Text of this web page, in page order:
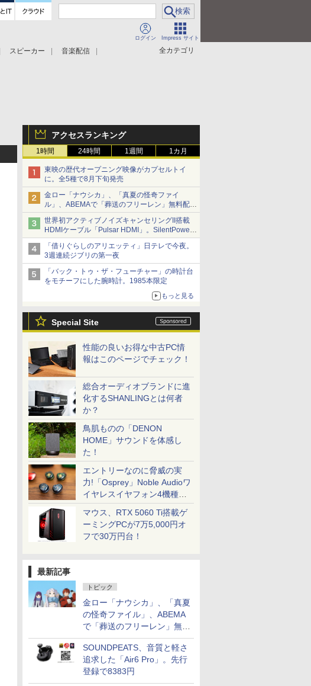
ログイン Impress サイト
全カテゴリ
スピーカー
音楽配信
アクセスランキング
1時間 24時間 1週間 1カ月
東映の歴代オープニング映像がカプセルトイ
に。全5種で8月下旬発売
金ロー「ナウシカ」、「真夏の怪奇ファイ
ル」、ABEMAで「葬送のフリーレン」無料配信
など。夏の特番・配信情報
世界初アクティブノイズキャンセリングII搭載
HDMIケーブル「Pulsar HDMI」。SilentPower
から
「借りぐらしのアリエッティ」日テレで今夜。
3週連続ジブリの第一夜
「バック・トゥ・ザ・フューチャー」の時計台
をモチーフにした腕時計。1985本限定
もっと見る
Special Site
性能の良いお得な中古PC情
報はこのページでチェック！
総合オーディオブランドに進
化するSHANLINGとは何者
か？
鳥肌ものの「DENON
HOME」サウンドを体感し
た！
エントリーなのに脅威の実
力!「Osprey」Noble Audioワ
イヤレスイヤフォン4機種を
一気に聴く
マウス、RTX 5060 Ti搭載ゲ
ーミングPCが7万5,000円オ
フで30万円台！
最新記事
トピック
金ロー「ナウシカ」、「真夏
の怪奇ファイル」、ABEMA
で「葬送のフリーレン」無料
配信など。夏の特番・配信情
報
SOUNDPEATS、音質と軽さ
追求した「Air6 Pro」。先行
登録で8383円